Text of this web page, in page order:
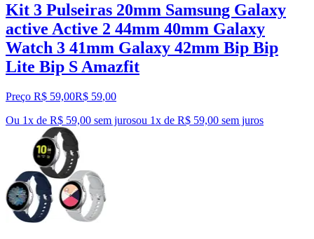
Kit 3 Pulseiras 20mm Samsung Galaxy
active Active 2 44mm 40mm Galaxy
Watch 3 41mm Galaxy 42mm Bip Bip
Lite Bip S Amazfit
Preço R$ 59,00R$ 59,00
Ou 1x de R$ 59,00 sem jurosou 1x de R$ 59,00 sem juros